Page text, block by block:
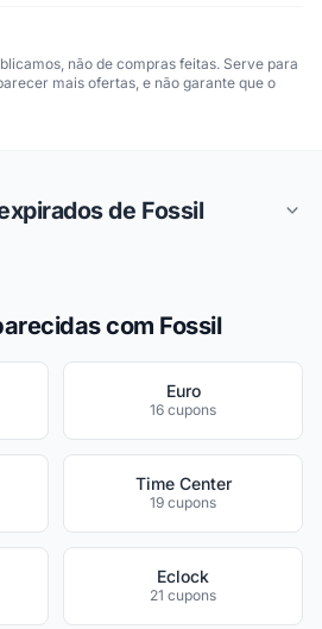
não de compras feitas. Serve para
mais ofertas, e não garante que o
de Fossil
com Fossil
Euro
16 cupons
Time Center
19 cupons
Eclock
21 cupons